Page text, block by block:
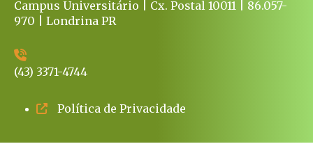
Campus Universitário | Cx. Postal 10011 | 86.057-
970 | Londrina PR
(43) 3371-4744
Política de Privacidade